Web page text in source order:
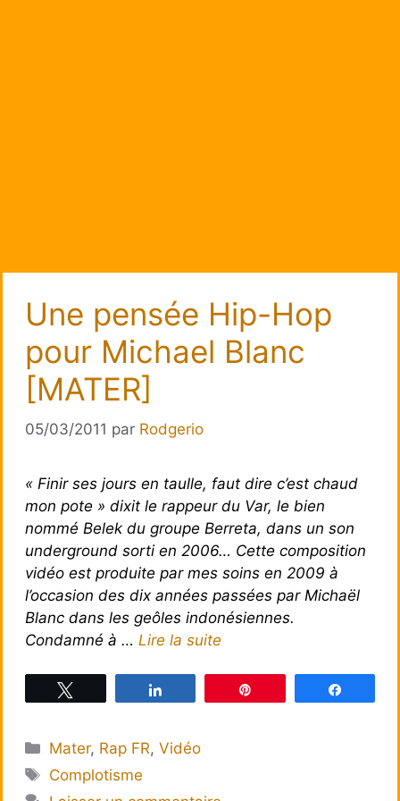
Une pensée Hip-Hop
pour Michael Blanc
[MATER]
05/03/2011 par Rodgerio
« Finir ses jours en taulle, faut dire c’est chaud
mon pote » dixit le rappeur du Var, le bien
nommé Belek du groupe Berreta, dans un son
underground sorti en 2006… Cette composition
vidéo est produite par mes soins en 2009 à
l’occasion des dix années passées par Michaël
Blanc dans les geôles indonésiennes.
Condamné à … Lire la suite
Catégories
Mater, Rap FR,Vidéo
Étiquettes
Complotisme